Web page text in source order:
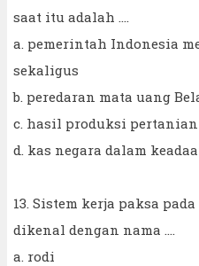
saat itu adalah ....
a. pemerintah Indonesia
sekaligus
b. peredaran mata uang
c. hasil produksi
d. kas negara dalam
13. Sistem kerja paksa
dikenal dengan nama ....
a. rodi